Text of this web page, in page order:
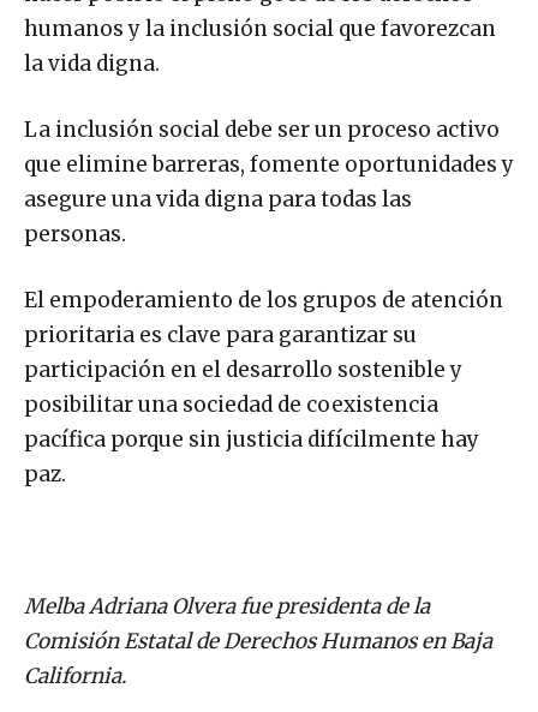
humanos y la inclusión social que favorezcan
la vida digna.
La inclusión social debe ser un proceso activo
que elimine barreras, fomente oportunidades y
asegure una vida digna para todas las
personas.
El empoderamiento de los grupos de atención
prioritaria es clave para garantizar su
participación en el desarrollo sostenible y
posibilitar una sociedad de coexistencia
pacífica porque sin justicia difícilmente hay
paz.
Melba Adriana Olvera fue presidenta de la
Comisión Estatal de Derechos Humanos en Baja
California.